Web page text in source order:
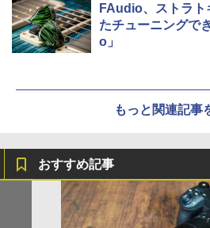
FAudio、ストラト
たチューニングで
o」
もっと関連記事
おすすめ記事